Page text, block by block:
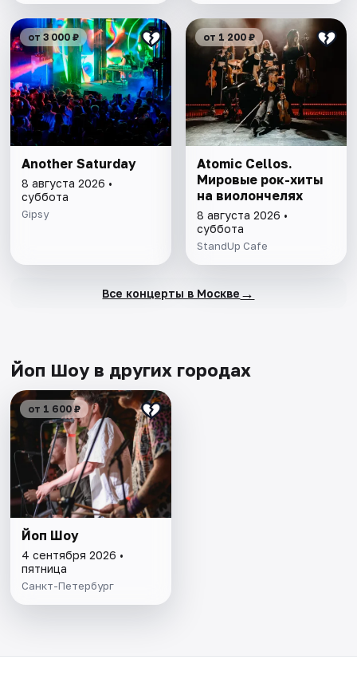
от 3 000 ₽
Another Saturday
8 августа 2026 •
суббота
Gipsy
от 1 200 ₽
Atomic Cellos.
Мировые рок-хиты
на виолончелях
8 августа 2026 •
суббота
StandUp Cafe
Все концерты в Москве →
Йоп Шоу в других городах
от 1 600 ₽
Йоп Шоу
4 сентября 2026 •
пятница
Санкт-Петербург